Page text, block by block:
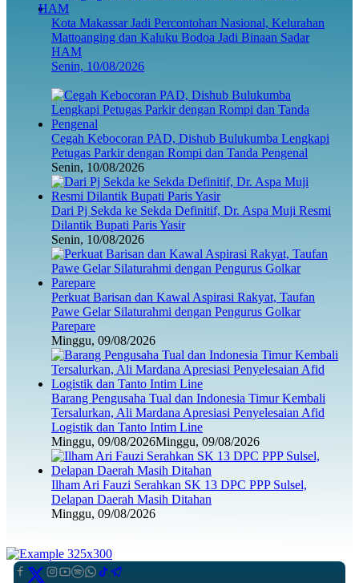
Kota Makassar Jadi Percontohan Nasional, Kelurahan
Mattoanging dan Kaluku Bodoa Jadi Binaan Sadar
HAM
Senin, 10/08/2026
Cegah Kebocoran PAD, Dishub Bulukumba Lengkapi
Petugas Parkir dengan Rompi dan Tanda Pengenal
Senin, 10/08/2026
Dari Pj Sekda ke Sekda Definitif, Dr. Aspa Muji Resmi
Dilantik Bupati Paris Yasir
Senin, 10/08/2026
Perkuat Barisan dan Kawal Aspirasi Rakyat, Taufan
Pawe Gelar Silaturahmi dengan Pengurus Golkar
Parepare
Minggu, 09/08/2026
Barang Pengusaha Tual dan Indonesia Timur Kembali
Tersalurkan, Ali Mardana Apresiasi Penyelesaian Afid
Logistik dan Tanto Intim Line
Minggu, 09/08/2026Minggu, 09/08/2026
Ilham Ari Fauzi Serahkan SK 13 DPC PPP Sulsel,
Delapan Daerah Masih Ditahan
Minggu, 09/08/2026